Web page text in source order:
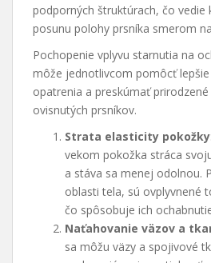
podporných štruktúrach, čo vedie
posunu polohy prsníka smerom
Pochopenie vplyvu starnutia na
môže jednotlivcom pomôcť
opatrenia a preskúmať
ovisnutých prsníkov.
Strata elasticity pokožky
vekom pokožka stráca
a stáva sa menej odolnou.
oblasti tela, sú ovplyvnené
čo spôsobuje ich
Naťahovanie väzov a
sa môžu väzy a spojivové